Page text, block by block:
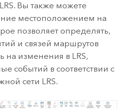
Вы также можете
местоположением на
позволяет определять,
и связей маршрутов
на изменения в LRS,
событий в соответствии с
сети LRS.